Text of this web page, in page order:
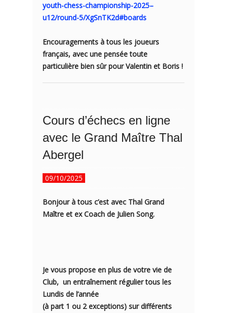
youth-chess-championship-2025–
u12/round-5/XgSnTK2d#boards
Encouragements à tous les joueurs
français, avec une pensée toute
particulière bien sûr pour Valentin et Boris !
Cours d’échecs en ligne
avec le Grand Maître Thal
Abergel
09/10/2025
Bonjour à tous c’est avec Thal Grand
Maître et ex Coach de Julien Song.
Je vous propose en plus de votre vie de
Club, un entraînement régulier tous les
Lundis de l’année
(à part 1 ou 2 exceptions) sur différents